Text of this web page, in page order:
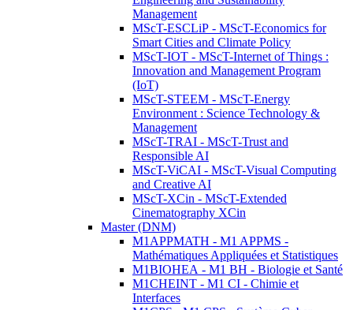
Management
MScT-ESCLiP - MScT-Economics for
Smart Cities and Climate Policy
MScT-IOT - MScT-Internet of Things :
Innovation and Management Program
(IoT)
MScT-STEEM - MScT-Energy
Environment : Science Technology &
Management
MScT-TRAI - MScT-Trust and
Responsible AI
MScT-ViCAI - MScT-Visual Computing
and Creative AI
MScT-XCin - MScT-Extended
Cinematography XCin
Master (DNM)
M1APPMATH - M1 APPMS -
Mathématiques Appliquées et Statistiques
M1BIOHEA - M1 BH - Biologie et Santé
M1CHEINT - M1 CI - Chimie et
Interfaces